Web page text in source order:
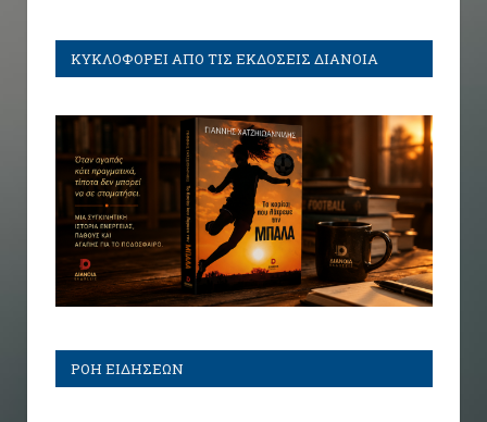
ΚΥΚΛΟΦΟΡΕΙ ΑΠΟ ΤΙΣ ΕΚΔΟΣΕΙΣ ΔΙΑΝΟΙΑ
ΡΟΗ ΕΙΔΗΣΕΩΝ